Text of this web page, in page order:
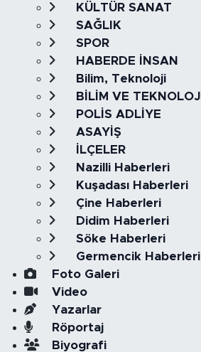
KÜLTÜR SANAT
SAĞLIK
SPOR
HABERDE İNSAN
Bilim, Teknoloji
BİLİM VE TEKNOLOJİ
POLİS ADLİYE
ASAYİŞ
İLÇELER
Nazilli Haberleri
Kuşadası Haberleri
Çine Haberleri
Didim Haberleri
Söke Haberleri
Germencik Haberleri
Foto Galeri
Video
Yazarlar
Röportaj
Biyografi